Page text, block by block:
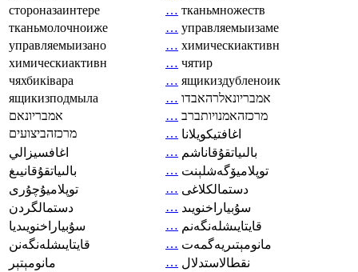
стороназаинтере
… тканьмножеств
тканьмолочноиже
… управляемыизаме
управляемыизано
… химическиактивн
химическиактивн
… чятир
чяхбиківара
… ящикиздубленоик
ящикизподмыла
… אמבריונאלרהאבדו
אמבריונאם
… מרכזהאמנויותברב
מרכזהביצועים
… اغافتيكويلانا
اغافسيزالي
… بالىياتقۇقاناشم
بالىياتقۇقانيىغ
… توپلاميۆگەشلېنت
توپلاميۇچۇرى
… دستمالکلاغی
دستمالگردن
… سۇبياراخنويىد
سۇبياراخنويىديا
… قايتايىشلەنگەنم
قايتايىشلەنگەنن
… مانومېتىريەگمەت
مانومېتېر
… نقطالاستدلال